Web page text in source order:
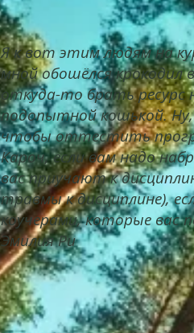
Я к вот этим людям на
мной обошёлся крокодил
откуда-то брать
подопытной кошькой.
чтобы оттестить
Кароч, если вам надо
вас приучают к
травмы к дисциплине),
коучерами, которые вас
Эмилия Ри